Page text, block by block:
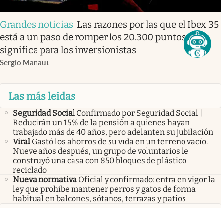
Grandes noticias. Las razones por las que el Ibex 35
está a un paso de romper los 20.300 puntos: qué
significa para los inversionistas
Sergio Manaut
Las más leidas
Seguridad Social Confirmado por Seguridad Social |
Reducirán un 15% de la pensión a quienes hayan
trabajado más de 40 años, pero adelanten su jubilación
Viral Gastó los ahorros de su vida en un terreno vacío.
Nueve años después, un grupo de voluntarios le
construyó una casa con 850 bloques de plástico
reciclado
Nueva normativa Oficial y confirmado: entra en vigor la
ley que prohíbe mantener perros y gatos de forma
habitual en balcones, sótanos, terrazas y patios